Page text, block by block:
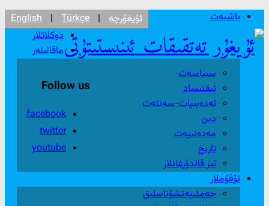
ئۇيغۇرچە |
English | Türkçe
Follow us
facebook
twitter
youtube
باشبەت
دوكلاتلار
ماقالىلەر
سىياسەت
ئىقتىساد
ئەدەبىيات-سەنئەت
دىن
مەدەنىيەت
تارىخ
ئىز قالدۇرغانلار
ئۇقۇملار
جەمئىيەتشۇناسلىق